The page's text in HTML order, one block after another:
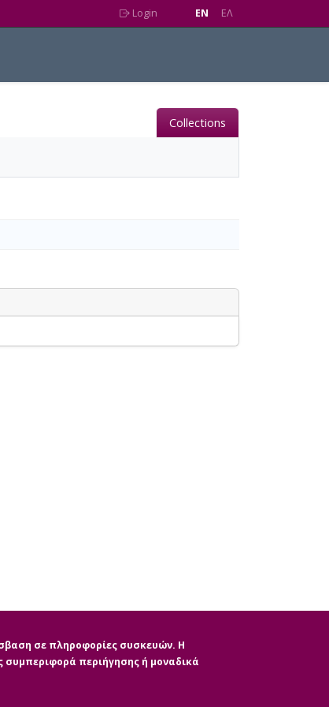
Login EN EΛ
Collections
σε πληροφορίες συσκευών. Η
περιήγησης ή μοναδικά